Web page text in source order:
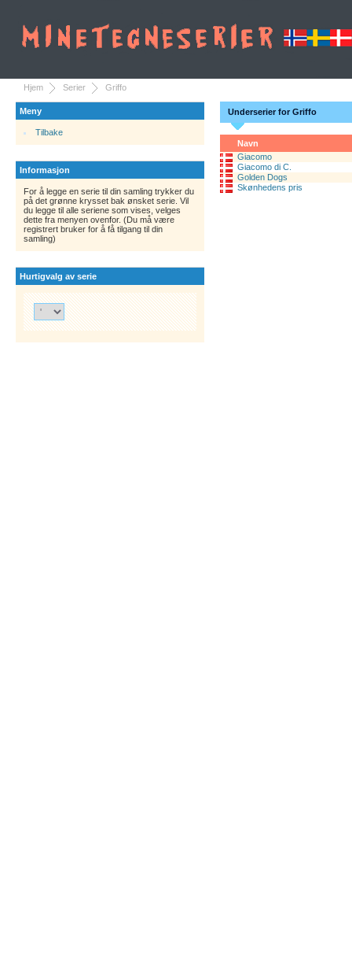
Hjem Serier Griffo
Meny
Tilbake
Informasjon
For å legge en serie til din samling trykker du
på det grønne krysset bak ønsket serie. Vil
du legge til alle seriene som vises, velges
dette fra menyen ovenfor. (Du må være
registrert bruker for å få tilgang til din
samling)
Hurtigvalg av serie
Underserier for Griffo
Navn
Giacomo
Giacomo di C.
Golden Dogs
Skønhedens pris